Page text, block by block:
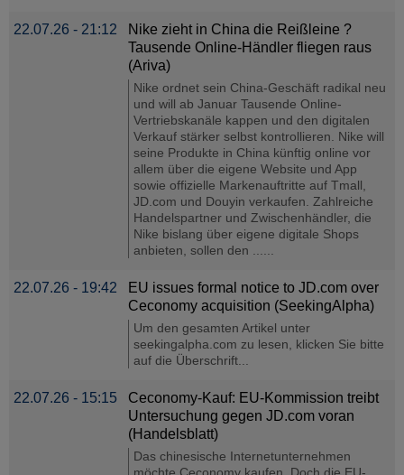
22.07.26 - 21:12
Nike zieht in China die Reißleine ?
Tausende Online-Händler fliegen raus
(Ariva)
Nike ordnet sein China-Geschäft radikal neu
und will ab Januar Tausende Online-
Vertriebskanäle kappen und den digitalen
Verkauf stärker selbst kontrollieren. Nike will
seine Produkte in China künftig online vor
allem über die eigene Website und App
sowie offizielle Markenauftritte auf Tmall,
JD.com und Douyin verkaufen. Zahlreiche
Handelspartner und Zwischenhändler, die
Nike bislang über eigene digitale Shops
anbieten, sollen den ......
22.07.26 - 19:42
EU issues formal notice to JD.com over
Ceconomy acquisition (SeekingAlpha)
Um den gesamten Artikel unter
seekingalpha.com zu lesen, klicken Sie bitte
auf die Überschrift...
22.07.26 - 15:15
Ceconomy-Kauf: EU-Kommission treibt
Untersuchung gegen JD.com voran
(Handelsblatt)
Das chinesische Internetunternehmen
möchte Ceconomy kaufen. Doch die EU-